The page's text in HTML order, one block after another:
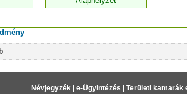
Névjegyzék| e-Ügyintézés
Területi kamarák